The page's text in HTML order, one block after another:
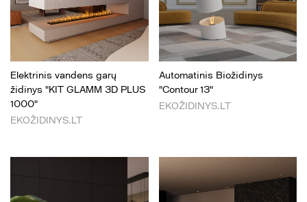
Elektrinis vandens garų
židinys "KIT GLAMM 3D PLUS
1000"
EKOŽIDINYS.LT
Automatinis Biožidinys
"Contour 13"
EKOŽIDINYS.LT